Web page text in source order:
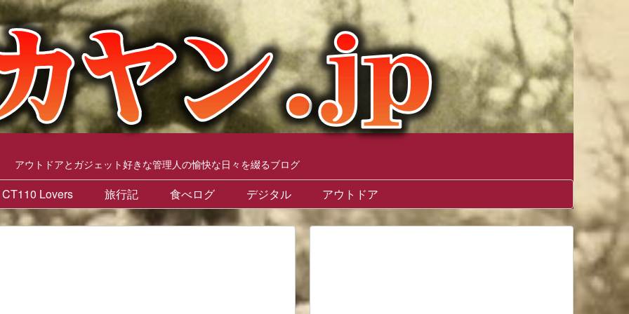
アウトドアとガジェット好きな管理人の愉快な日々を綴るブログ
CT110 Lovers 旅行記 食べログ デジタル アウトドア